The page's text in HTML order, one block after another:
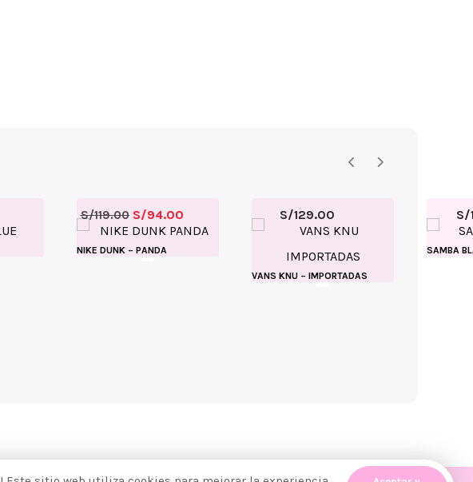
NIKE DUNK – PANDA
S/119.00 S/94.00
VANS KNU – IMPORTADAS
S/129.00
SAMBA
S/